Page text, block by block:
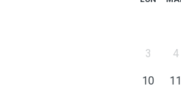
3 4
10 11